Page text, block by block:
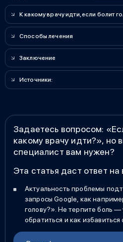
К какому врачу идти, если болит
Способы лечения
Заключение
Источники:
Задаетесь вопросом:
какому врачу идти?», но
специалист вам нужен?
Эта статья даст ответ
Актуальность проблемы
запросы Google, как
голову?». Не терпите боль —
обратиться и как избавиться